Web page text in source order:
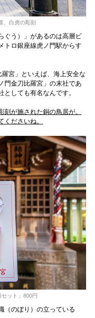
、白虎の彫刻
ぐう）」があるのは高層ビ
トロ銀座線虎ノ門駅からす
宮」といえば、海上安全な
門金刀比羅宮」の末社であ
しても有名なんです。
が施された銅の鳥居が。
ださいね。
ット」800円
（のぼり）の立っている